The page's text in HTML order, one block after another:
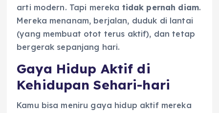
arti modern. Tapi mereka tidak pernah diam.
Mereka menanam, berjalan, duduk di lantai
(yang membuat otot terus aktif), dan tetap
bergerak sepanjang hari.
Gaya Hidup Aktif di
Kehidupan Sehari-hari
Kamu bisa meniru gaya hidup aktif mereka